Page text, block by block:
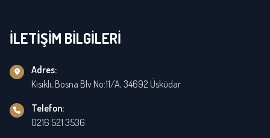
İLETİŞİM BİLGİLERİ
Adres:
Kısıklı, Bosna Blv No:11/A, 34692 Üsküdar
Telefon:
0216 521 3536